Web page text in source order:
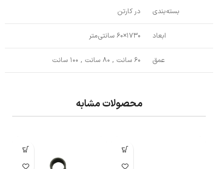
بسته‌بندی در کارتن
ابعاد 1730×60 سانتی‌متر
عمق 60 سانت , 80 سانت , 100 سانت
محصولات مشابه